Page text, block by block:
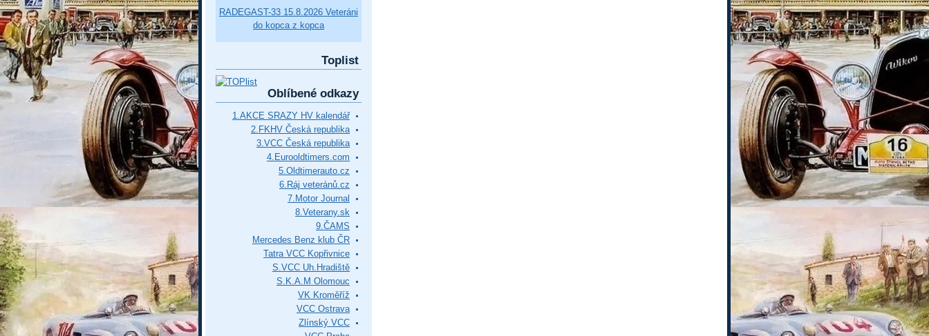
RADEGAST-33 15.8.2026 Veteráni
do kopca z kopca
Toplist
Oblíbené odkazy
1.AKCE SRAZY HV kalendář
2.FKHV Česká republika
3.VCC Česká republika
4.Eurooldtimers.com
5.Oldtimerauto.cz
6.Ráj veteránů.cz
7.Motor Journal
8.Veterany.sk
9.ČAMS
Mercedes Benz klub ČR
Tatra VCC Kopřivnice
S.VCC Uh.Hradiště
S.K.A.M Olomouc
VK Kroměříž
VCC Ostrava
Zlínský VCC